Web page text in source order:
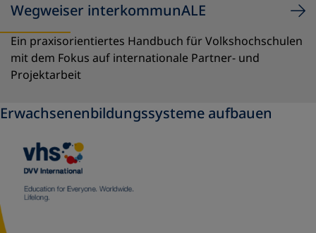
Wegweiser interkommunALE
Ein praxisorientiertes Handbuch für Volkshochschulen
mit dem Fokus auf internationale Partner- und
Projektarbeit
Erwachsenenbildungssysteme aufbauen